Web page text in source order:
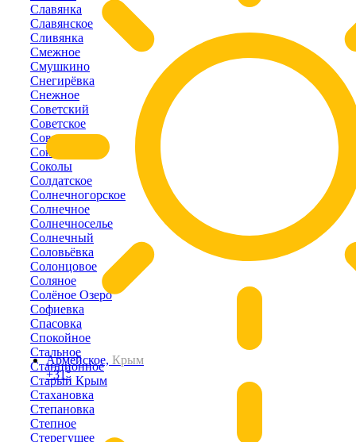
Армейское, Крым
+31°
Славянка
Славянское
Сливянка
Смежное
Смушкино
Снегирёвка
Снежное
Советский
Советское
Совхозное
Соколиное
Соколы
Солдатское
Солнечногорское
Солнечное
Солнечноселье
Солнечный
Соловьёвка
Солонцовое
Соляное
Солёное Озеро
Софиевка
Спасовка
Спокойное
Стальное
Станционное
Старый Крым
Стахановка
Степановка
Степное
Стерегущее